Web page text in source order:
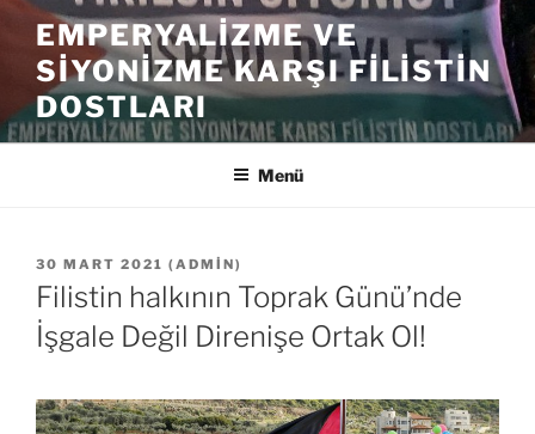
İçeriğe
EMPERYALIZME VE
SIYONIZME KARŞI FILISTIN
DOSTLARI
Menü
YAYIM
TARIHI
30 MART 2021 ( ADMIN)
Filistin halkının Toprak Günü’nde
İşgale Değil Direnişe Ortak Ol!